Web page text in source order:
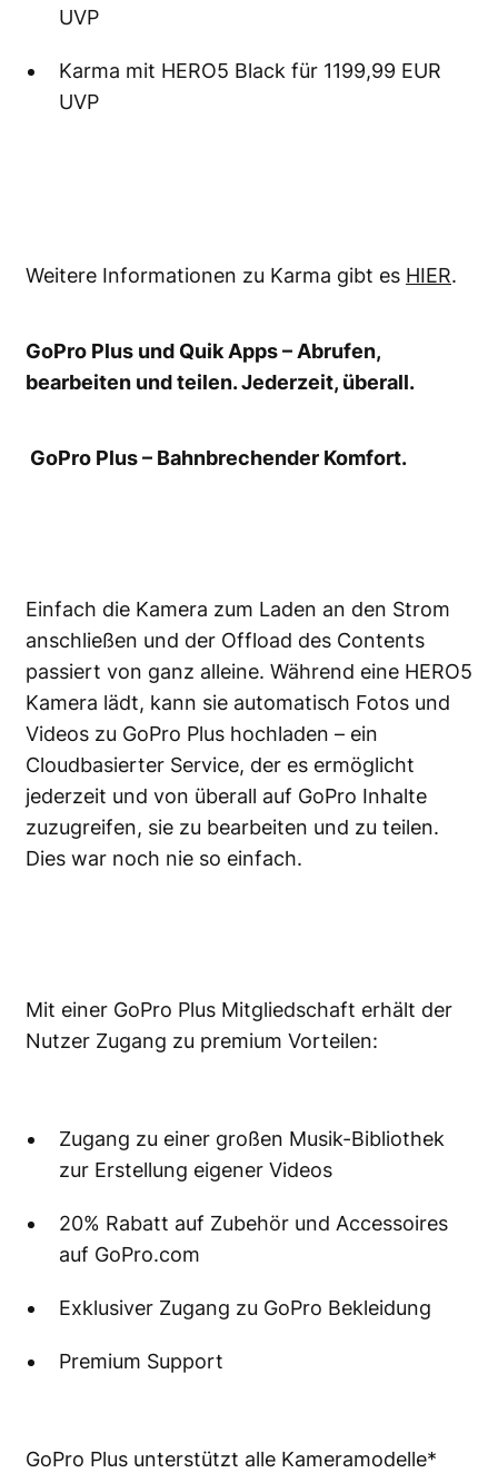
UVP
Karma mit HERO5 Black für 1199,99 EUR
UVP
Weitere Informationen zu Karma gibt es HIER.
GoPro Plus und Quik Apps– Abrufen,
bearbeiten und teilen. Jederzeit, überall.
GoPro Plus– Bahnbrechender Komfort.
Einfach die Kamera zum Laden an den Strom
anschließen und der Offload des Contents
passiert von ganz alleine. Während eine HERO5
Kamera lädt, kann sie automatisch Fotos und
Videos zu GoPro Plus hochladen – ein
Cloudbasierter Service, der es ermöglicht
jederzeit und von überall auf GoPro Inhalte
zuzugreifen, sie zu bearbeiten und zu teilen.
Dies war noch nie so einfach.
Mit einer GoPro Plus Mitgliedschaft erhält der
Nutzer Zugang zu premium Vorteilen:
Zugang zu einer großen Musik-Bibliothek
zur Erstellung eigener Videos
20% Rabatt auf Zubehör und Accessoires
auf GoPro.com
Exklusiver Zugang zu GoPro Bekleidung
Premium Support
GoPro Plus unterstützt alle Kameramodelle*